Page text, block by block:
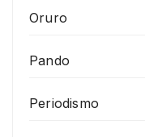
Oruro
Pando
Periodismo